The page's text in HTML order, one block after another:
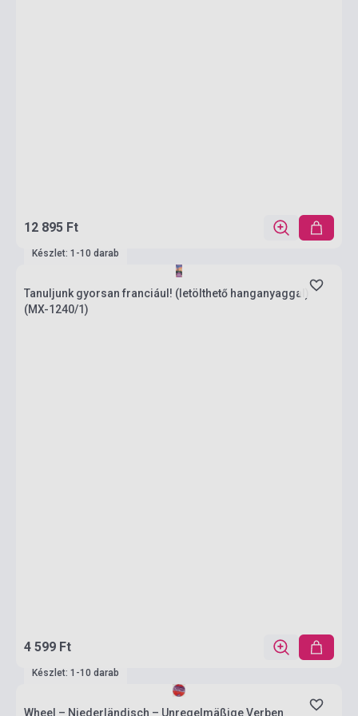
12 895 Ft
Készlet: 1-10 darab
Tanuljunk gyorsan franciául! (letölthető hanganyaggal)
(MX-1240/1)
4 599 Ft
Készlet: 1-10 darab
Wheel – Niederländisch – Unregelmäßige Verben